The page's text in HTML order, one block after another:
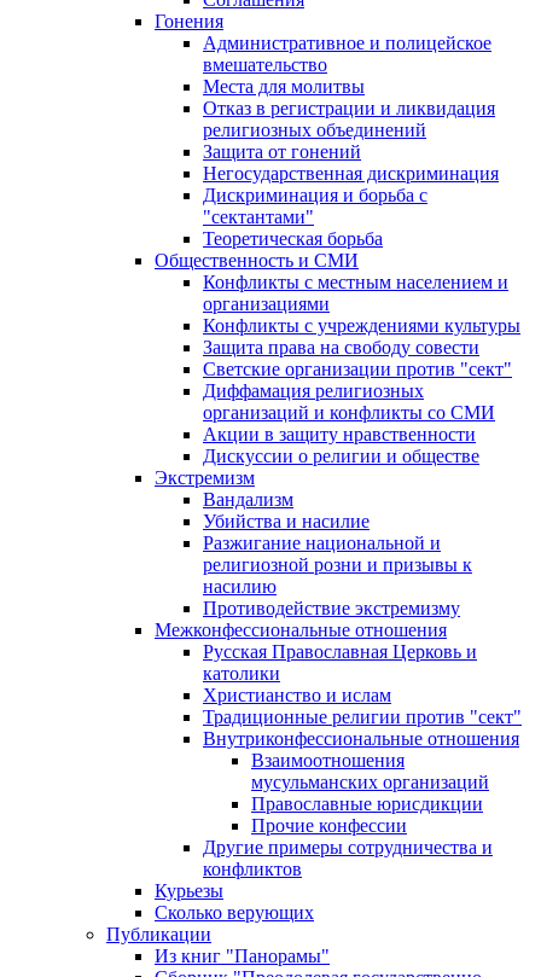
Гонения
Административное и полицейское
вмешательство
Места для молитвы
Отказ в регистрации и ликвидация
религиозных объединений
Защита от гонений
Негосударственная дискриминация
Дискриминация и борьба с
"сектантами"
Теоретическая борьба
Общественность и СМИ
Конфликты с местным населением и
организациями
Конфликты с учреждениями культуры
Защита права на свободу совести
Светские организации против "сект"
Диффамация религиозных
организаций и конфликты со СМИ
Акции в защиту нравственности
Дискуссии о религии и обществе
Экстремизм
Вандализм
Убийства и насилие
Разжигание национальной и
религиозной розни и призывы к
насилию
Противодействие экстремизму
Межконфессиональные отношения
Русская Православная Церковь и
католики
Христианство и ислам
Традиционные религии против "сект"
Внутриконфессиональные отношения
Взаимоотношения
мусульманских организаций
Православные юрисдикции
Прочие конфессии
Другие примеры сотрудничества и
конфликтов
Курьезы
Сколько верующих
Публикации
Из книг "Панорамы"